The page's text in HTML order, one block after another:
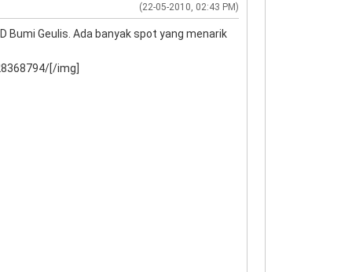
(22-05-2010, 02:43 PM)
Bumi Geulis. Ada banyak spot yang menarik
[/img]